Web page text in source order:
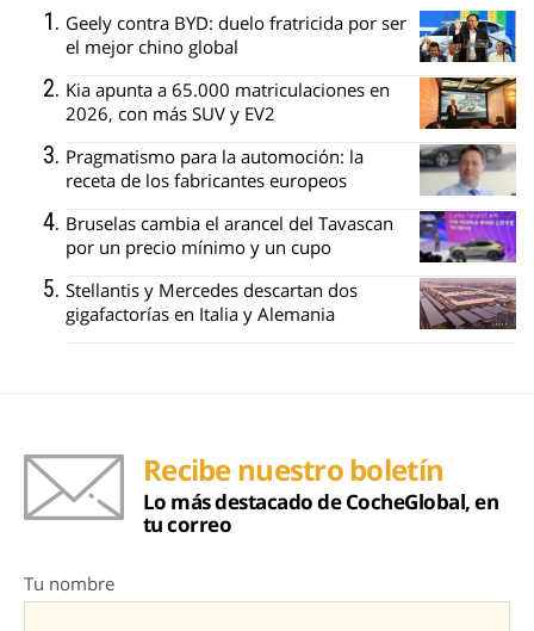
Geely contra BYD: duelo fratricida por ser
el mejor chino global
Kia apunta a 65.000 matriculaciones en
2026, con más SUV y EV2
Pragmatismo para la automoción: la
receta de los fabricantes europeos
Bruselas cambia el arancel del Tavascan
por un precio mínimo y un cupo
Stellantis y Mercedes descartan dos
gigafactorías en Italia y Alemania
Recibe nuestro boletín
Lo más destacado de CocheGlobal, en
tu correo
Tu nombre